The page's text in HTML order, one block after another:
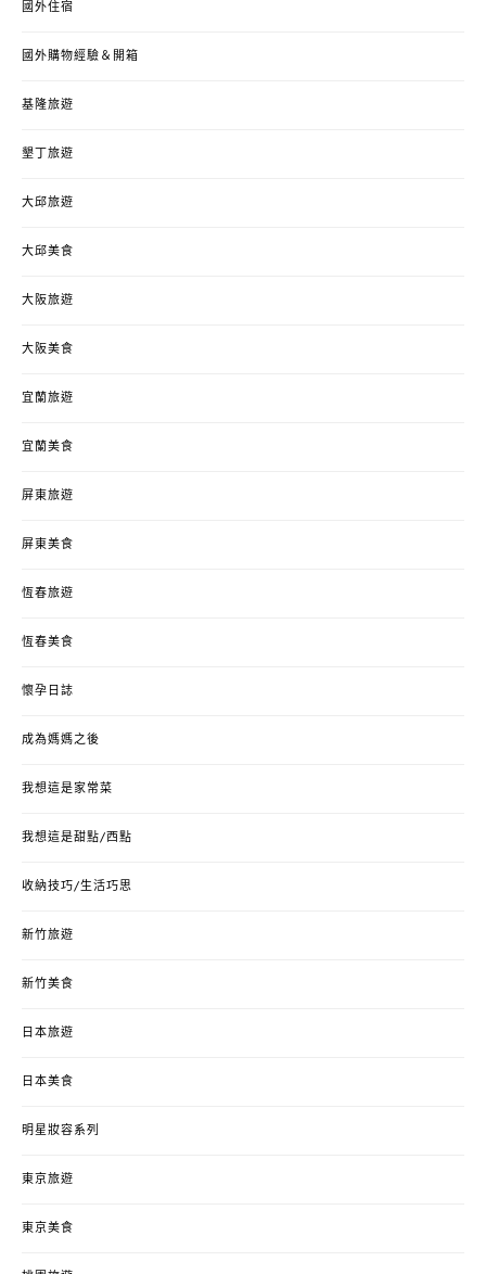
國外住宿
國外購物經驗＆開箱
基隆旅遊
墾丁旅遊
大邱旅遊
大邱美食
大阪旅遊
大阪美食
宜蘭旅遊
宜蘭美食
屏東旅遊
屏東美食
恆春旅遊
恆春美食
懷孕日誌
成為媽媽之後
我想這是家常菜
我想這是甜點/西點
收納技巧/生活巧思
新竹旅遊
新竹美食
日本旅遊
日本美食
明星妝容系列
東京旅遊
東京美食